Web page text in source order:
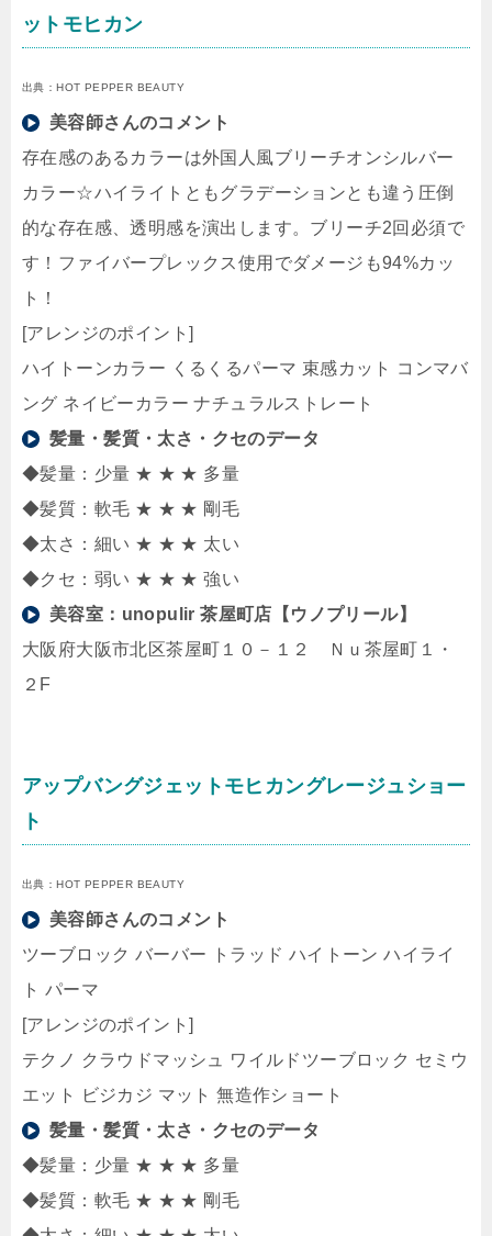
ットモヒカン
出典：HOT PEPPER BEAUTY
美容師さんのコメント
存在感のあるカラーは外国人風ブリーチオンシルバー
カラー☆ハイライトともグラデーションとも違う圧倒
的な存在感、透明感を演出します。ブリーチ2回必須で
す！ファイバープレックス使用でダメージも94%カッ
ト！
[アレンジのポイント]
ハイトーンカラー くるくるパーマ 束感カット コンマバ
ング ネイビーカラー ナチュラルストレート
髪量・髪質・太さ・クセのデータ
◆髪量：少量 ★ ★ ★ 多量
◆髪質：軟毛 ★ ★ ★ 剛毛
◆太さ：細い ★ ★ ★ 太い
◆クセ：弱い ★ ★ ★ 強い
美容室： unopulir 茶屋町店【ウノプリール】
大阪府大阪市北区茶屋町１０－１２ Ｎｕ茶屋町１・
２F
アップバングジェットモヒカングレージュショー
ト
出典：HOT PEPPER BEAUTY
美容師さんのコメント
ツーブロック バーバー トラッド ハイトーン ハイライ
ト パーマ
[アレンジのポイント]
テクノ クラウドマッシュ ワイルドツーブロック セミウ
エット ビジカジ マット 無造作ショート
髪量・髪質・太さ・クセのデータ
◆髪量：少量 ★ ★ ★ 多量
◆髪質：軟毛 ★ ★ ★ 剛毛